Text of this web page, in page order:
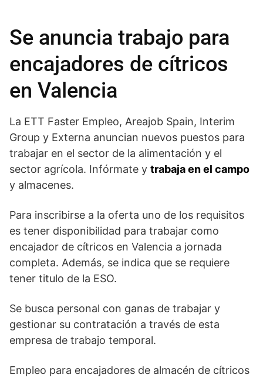
Se anuncia trabajo para
encajadores de cítricos
en Valencia
La ETT Faster Empleo, Areajob Spain, Interim
Group y Externa anuncian nuevos puestos para
trabajar en el sector de la alimentación y el
sector agrícola. Infórmate y trabaja en el campo
y almacenes.
Para inscribirse a la oferta uno de los requisitos
es tener disponibilidad para trabajar como
encajador de cítricos en Valencia a jornada
completa. Además, se indica que se requiere
tener titulo de la ESO.
Se busca personal con ganas de trabajar y
gestionar su contratación a través de esta
empresa de trabajo temporal.
Empleo para encajadores de almacén de cítricos